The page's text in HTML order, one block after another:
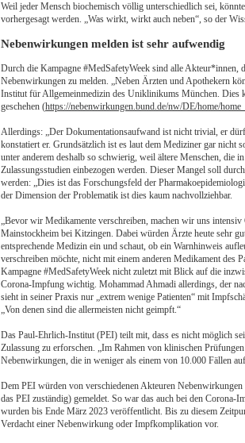
Weil jeder Mensch biochemisch völlig unterschiedlich sei,
vorhergesagt werden. „Was wirkt, wirkt auch neben“, so der
Nebenwirkungen melden ist sehr aufwendig
Durch die Kampagne #MedSafetyWeek sind alle
Nebenwirkungen zu melden. „Neben Ärzten und Apothekern
Institut für Allgemeinmedizin des Uniklinikums München. Dies
geschehen (https://nebenwirkungen.bund.de/nw/DE/home/
Allerdings: „Der Dokumentationsaufwand ist nicht trivial, er
konstatiert er. Grundsätzlich ist es laut dem Mediziner gar nicht
unter anderem deshalb so schwierig, weil ältere Menschen, die
Zulassungsstudien einbezogen werden. Dieser Mangel soll
werden: „Dies ist das Forschungsfeld der
der Dimension der Problematik ist dies kaum nachvollziehbar.
„Bevor wir Medikamente verschreiben, machen wir uns
Mainstockheim bei Kitzingen. Dabei würden Ärzte heute sehr
entsprechende Medizin ein und schaut, ob ein Warnhinweis
verschreiben möchte, nicht mit einem anderen Medikament des
Kampagne #MedSafetyWeek nicht zuletzt mit Blick auf die
Corona-Impfung wichtig. Mohammad Ahmadi allerdings, der
sieht in seiner Praxis nur „extrem wenige Patienten“ mit
„Von denen sind die allermeisten nicht geimpft.“
Das Paul-Ehrlich-Institut (PEI) teilt mit, dass es nicht möglich
Zulassung zu erforschen. „Im Rahmen von klinischen
Nebenwirkungen, die in weniger als einem von 10.000 Fällen
Dem PEI würden von verschiedenen Akteuren
das PEI zuständig) gemeldet. So war das auch bei den
wurden bis Ende März 2023 veröffentlicht. Bis zu diesem
Verdacht einer Nebenwirkung oder Impfkomplikation vor.